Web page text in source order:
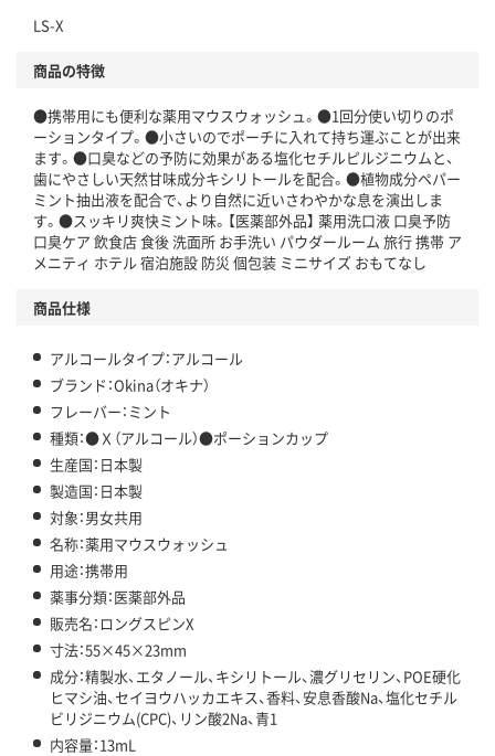
LS-X
商品の特徴
●携帯用にも便利な薬用マウスウォッシュ。●1回分使い切りのポ
ーションタイプ。●小さいのでポーチに入れて持ち運ぶことが出来
ます。●口臭などの予防に効果がある塩化セチルピルジニウムと、
歯にやさしい天然甘味成分キシリトールを配合。●植物成分ペパー
ミント抽出液を配合で、より自然に近いさわやかな息を演出しま
す。●スッキリ爽快ミント味。【医薬部外品】 薬用洗口液 口臭予防
口臭ケア 飲食店 食後 洗面所 お手洗い パウダールーム 旅行 携帯 ア
メニティ ホテル 宿泊施設 防災 個包装 ミニサイズ おもてなし
商品仕様
アルコールタイプ：アルコール
ブランド：Okina（オキナ）
フレーバー：ミント
種類：●Ｘ（アルコール）●ポーションカップ
生産国：日本製
製造国：日本製
対象：男女共用
名称：薬用マウスウォッシュ
用途：携帯用
薬事分類：医薬部外品
販売名：ロングスピンX
寸法：55×45×23mm
成分：精製水、エタノール、キシリトール、濃グリセリン、POE硬化
ヒマシ油、セイヨウハッカエキス、香料、安息香酸Na、塩化セチル
ビリジニウム(CPC)、リン酸2Na、青1
内容量：13mL